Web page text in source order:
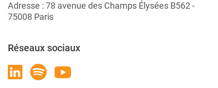
Adresse : 78 avenue des Champs Élysées B562 -
75008 Paris
Réseaux sociaux